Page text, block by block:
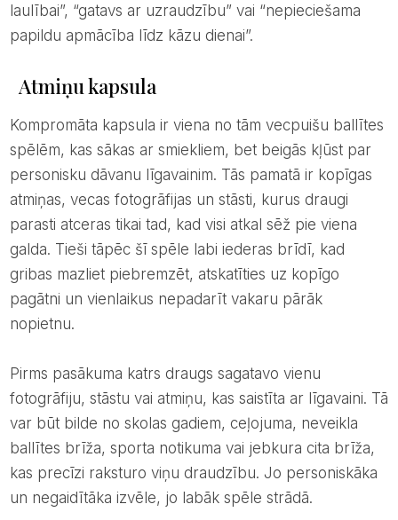
laulībai”, “gatavs ar uzraudzību” vai “nepieciešama
papildu apmācība līdz kāzu dienai”.
Atmiņu kapsula
Kompromāta kapsula ir viena no tām vecpuišu ballītes
spēlēm, kas sākas ar smiekliem, bet beigās kļūst par
personisku dāvanu līgavainim. Tās pamatā ir kopīgas
atmiņas, vecas fotogrāfijas un stāsti, kurus draugi
parasti atceras tikai tad, kad visi atkal sēž pie viena
galda. Tieši tāpēc šī spēle labi iederas brīdī, kad
gribas mazliet piebremzēt, atskatīties uz kopīgo
pagātni un vienlaikus nepadarīt vakaru pārāk
nopietnu.
Pirms pasākuma katrs draugs sagatavo vienu
fotogrāfiju, stāstu vai atmiņu, kas saistīta ar līgavaini. Tā
var būt bilde no skolas gadiem, ceļojuma, neveikla
ballītes brīža, sporta notikuma vai jebkura cita brīža,
kas precīzi raksturo viņu draudzību. Jo personiskāka
un negaidītāka izvēle, jo labāk spēle strādā.